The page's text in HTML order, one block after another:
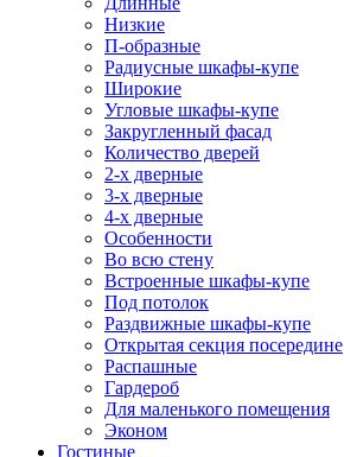
Низкие
П-образные
Радиусные шкафы-купе
Широкие
Угловые шкафы-купе
Закругленный фасад
Количество дверей
2-х дверные
3-х дверные
4-х дверные
Особенности
Во всю стену
Встроенные шкафы-купе
Под потолок
Раздвижные шкафы-купе
Открытая секция посередине
Распашные
Гардероб
Для маленького помещения
Эконом
Гостиные